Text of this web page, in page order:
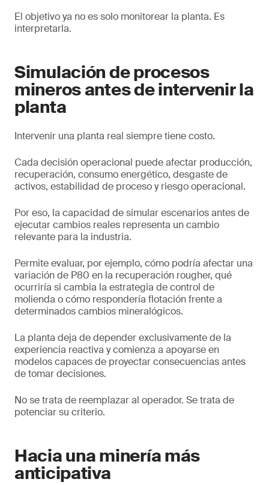
El objetivo ya no es solo monitorear la planta. Es
interpretarla.
Simulación de procesos
mineros antes de intervenir la
planta
Intervenir una planta real siempre tiene costo.
Cada decisión operacional puede afectar producción,
recuperación, consumo energético, desgaste de
activos, estabilidad de proceso y riesgo operacional.
Por eso, la capacidad de simular escenarios antes de
ejecutar cambios reales representa un cambio
relevante para la industria.
Permite evaluar, por ejemplo, cómo podría afectar una
variación de P80 en la recuperación rougher, qué
ocurriría si cambia la estrategia de control de
molienda o cómo respondería flotación frente a
determinados cambios mineralógicos.
La planta deja de depender exclusivamente de la
experiencia reactiva y comienza a apoyarse en
modelos capaces de proyectar consecuencias antes
de tomar decisiones.
No se trata de reemplazar al operador. Se trata de
potenciar su criterio.
Hacia una minería más
anticipativa